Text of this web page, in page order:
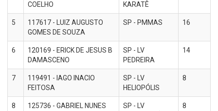
COELHO
KARATÊ
5
117617 - LUIZ AUGUSTO
GOMES DE SOUZA
SP - PMMAS 16
6
120169 - ERICK DE JESUS B
DAMASCENO
SP - LV
PEDREIRA
14
7
119491 - IAGO INACIO
FEITOSA
SP - LV
HELIOPÓLIS
8
8
125736 - GABRIEL NUNES
SP - LV
8